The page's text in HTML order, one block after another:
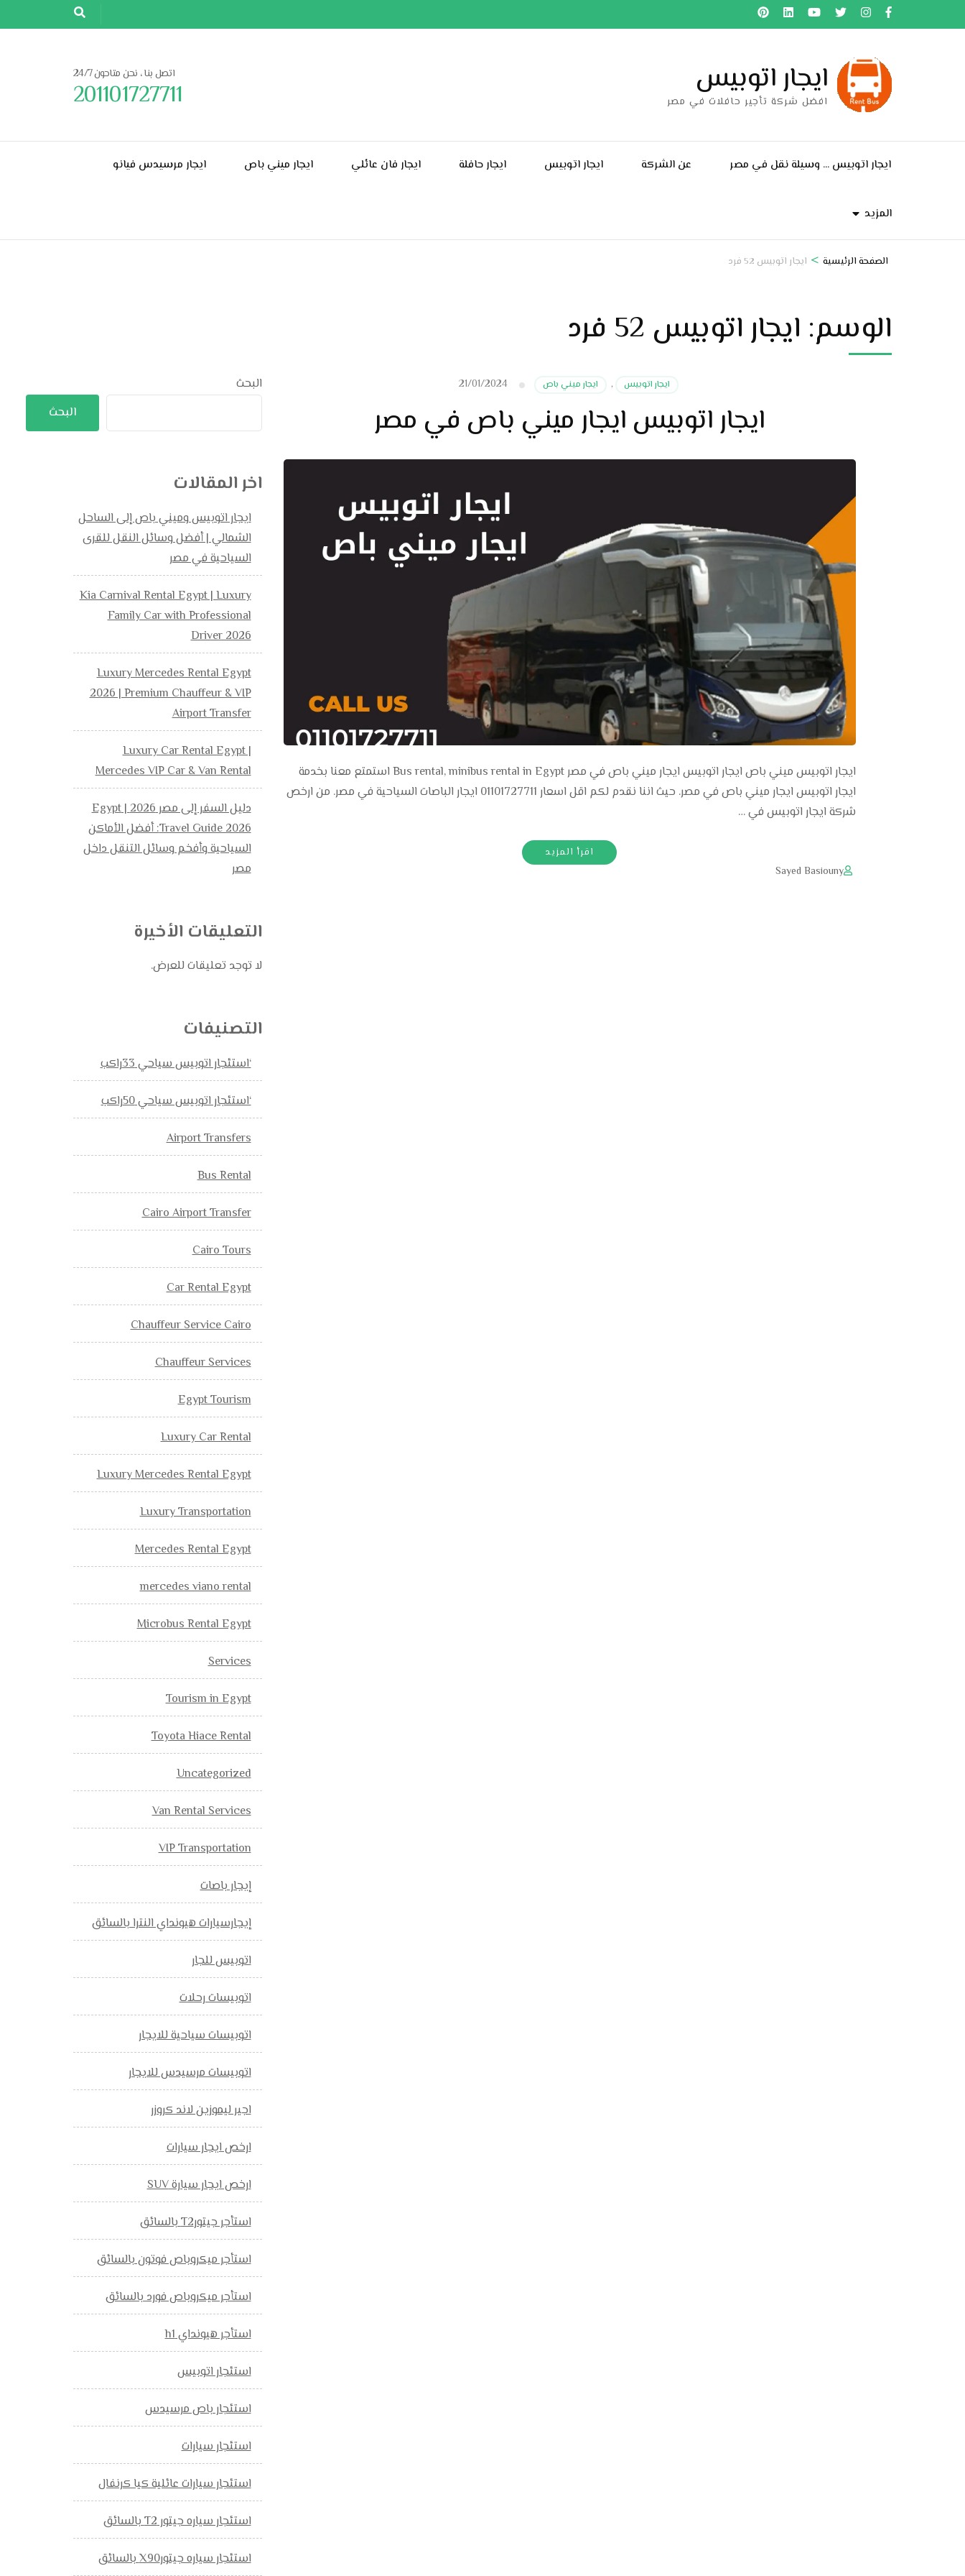
إلى
ايجار اتوبيس
افضل شركة تأجير حافلات في مصر
اتصل بنا ، نحن متاحون 24/7
201101727711
ايجار اتوبيس … وسيلة نقل في مصر عن الشركة ايجار اتوبيس ايجار حافلة ايجار فان عائلي ايجار ميني باص ايجار مرسيدس فيانو
المزيد
الصفحة الرئيسية > ايجار اتوبيس 52 فرد
الوسم: ايجار اتوبيس 52 فرد
ايجار اتوبيس , ايجار ميني باص 21/01/2024
ايجار اتوبيس ايجار ميني باص في مصر
ايجار اتوبيس ميني باص ايجار اتوبيس ايجار ميني باص في مصر Bus rental, minibus rental in Egypt استمتع معنا بخدمة
ايجار اتوبيس ايجار ميني باص في مصر. حيث اننا نقدم لكم اقل اسعار 01101727711 ايجار الباصات السياحية في مصر. من ارخص
شركة ايجار اتوبيس في …
اقرأ المزيد
Sayed Basiouny
البحث
البحث
اخر المقالات
ايجار اتوبيس وميني باص إلى الساحل
الشمالي | أفضل وسائل النقل للقرى
السياحية في مصر
Kia Carnival Rental Egypt | Luxury
Family Car with Professional
Driver 2026
Luxury Mercedes Rental Egypt
2026 | Premium Chauffeur & VIP
Airport Transfer
Luxury Car Rental Egypt |
Mercedes VIP Car & Van Rental
دليل السفر إلى مصر 2026 | Egypt
Travel Guide 2026: أفضل الأماكن
السياحية وأفخم وسائل التنقل داخل
مصر
التعليقات الأخيرة
لا توجد تعليقات للعرض.
التصنيفات
‘استئجار اتوبيس سياحي 33راكب
‘استئجار اتوبيس سياحي 50راكب
Airport Transfers
Bus Rental
Cairo Airport Transfer
Cairo Tours
Car Rental Egypt
Chauffeur Service Cairo
Chauffeur Services
Egypt Tourism
Luxury Car Rental
Luxury Mercedes Rental Egypt
Luxury Transportation
Mercedes Rental Egypt
mercedes viano rental
Microbus Rental Egypt
Services
Tourism in Egypt
Toyota Hiace Rental
Uncategorized
Van Rental Services
VIP Transportation
إيجار باصات
إيجارسيارات هيونداي النترا بالسائق
اتوبيس للجار
اتوبيسات رحلات
اتوبيسات سياحية للايجار
اتوبيسات مرسيدس للايجار
اجير ليموزين لاند كروزر
ارخص ايجار سيارات
ارخص ايجار سيارة SUV
استأجر جيتورT2 بالسائق
استأجر ميكروباص فوتون بالسائق
استأجر ميكروباص فورد بالسائق
استأجر هيونداي h1
استئجار اتوبيس
استئجار باص مرسيدس
استئجار سيارات
استئجار سيارات عائلية كيا كرنفال
استئجار سياره جيتور T2 بالسائق
استئجار سياره جيتورX90 بالسائق